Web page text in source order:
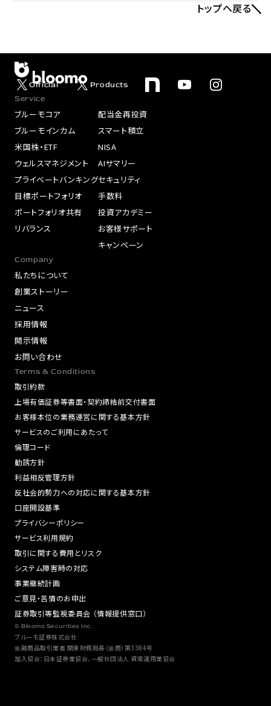
トップへ戻る
Official
Products
Service
ブルーモコア
ブルーモインカム
米国株・ETF
ウェルスマネジメント
プライベートバンキング
目標ポートフォリオ
ポートフォリオ共有
リバランス
配当金再投資
スマート積立
NISA
AIサマリー
セキュリティ
手数料
投資アカデミー
お客様サポート
キャンペーン
Company
私たちについて
創業ストーリー
ニュース
採用情報
開示情報
お問い合わせ
Terms & Conditions
取引約款
上場有価証券等書面・契約締結前交付書面
お客様本位の業務運営に関する基本方針
サービスのご利用にあたって
倫理コード
勧誘方針
利益相反管理方針
反社会的勢力への対応に関する基本方針
口座開設基準
プライバシーポリシー
サービス利用規約
取引に関する費用とリスク
システム障害時の対応
事業継続計画
ご意見・苦情のお申出
証券取引等監視委員会 （情報提供窓口）
© Bloomo Securities Inc.
ブルーモ証券株式会社
金融商品取引業者 関東財務局長（金商）第3384号
加入協会：日本証券業協会、一般社団法人 資産運用業協会